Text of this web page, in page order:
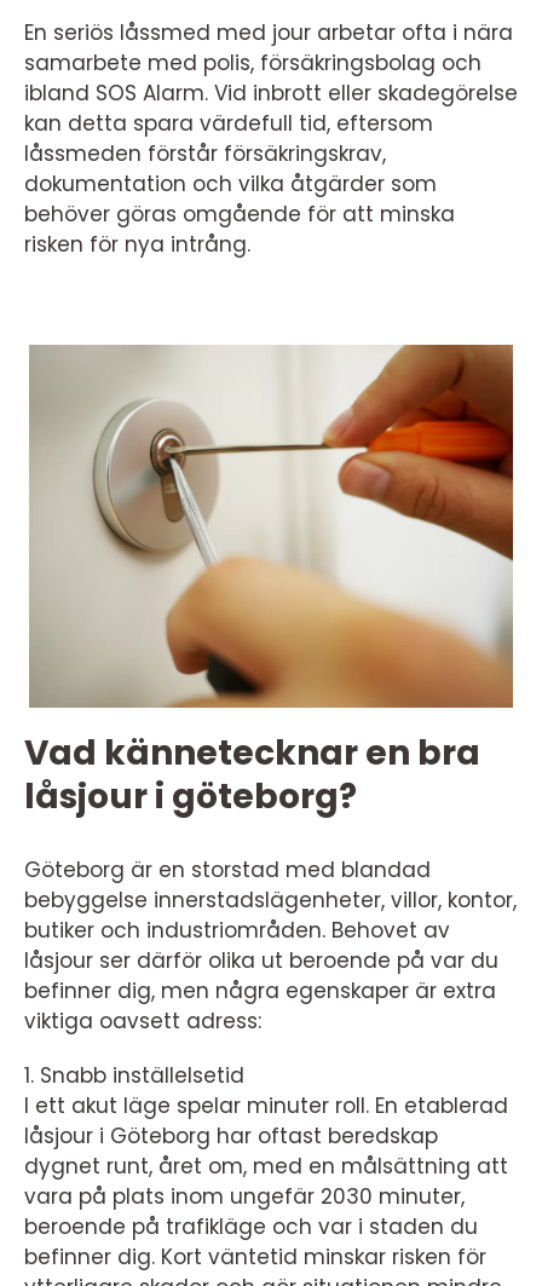
En seriös låssmed med jour arbetar ofta i nära
samarbete med polis, försäkringsbolag och
ibland SOS Alarm. Vid inbrott eller skadegörelse
kan detta spara värdefull tid, eftersom
låssmeden förstår försäkringskrav,
dokumentation och vilka åtgärder som
behöver göras omgående för att minska
risken för nya intrång.
Vad kännetecknar en bra
låsjour i göteborg?
Göteborg är en storstad med blandad
bebyggelse innerstadslägenheter, villor, kontor,
butiker och industriområden. Behovet av
låsjour ser därför olika ut beroende på var du
befinner dig, men några egenskaper är extra
viktiga oavsett adress:
1. Snabb inställelsetid
I ett akut läge spelar minuter roll. En etablerad
låsjour i Göteborg har oftast beredskap
dygnet runt, året om, med en målsättning att
vara på plats inom ungefär 2030 minuter,
beroende på trafikläge och var i staden du
befinner dig. Kort väntetid minskar risken för